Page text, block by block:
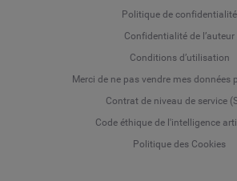
Politique de confidentialité
Confidentialité de l’auteur
Conditions d’utilisation
Merci de ne pas vendre mes données
Contrat de niveau de service
Code éthique de l'intelligence
Politique des Cookies